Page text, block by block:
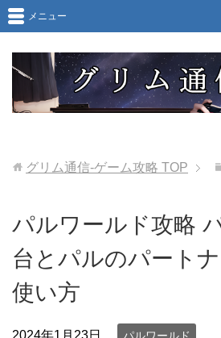
メニュー
グリム通信-ゲーム攻略 TOP
パルワールド攻略
台とパルのパート
使い方